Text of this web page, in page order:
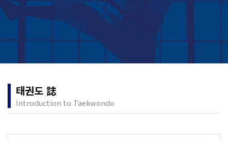
태권도 誌
Introduction to Taekwondo